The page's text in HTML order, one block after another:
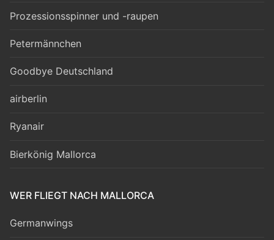
Prozessionsspinner und -raupen
Petermännchen
Goodbye Deutschland
airberlin
Ryanair
Bierkönig Mallorca
WER FLIEGT NACH MALLORCA
Germanwings